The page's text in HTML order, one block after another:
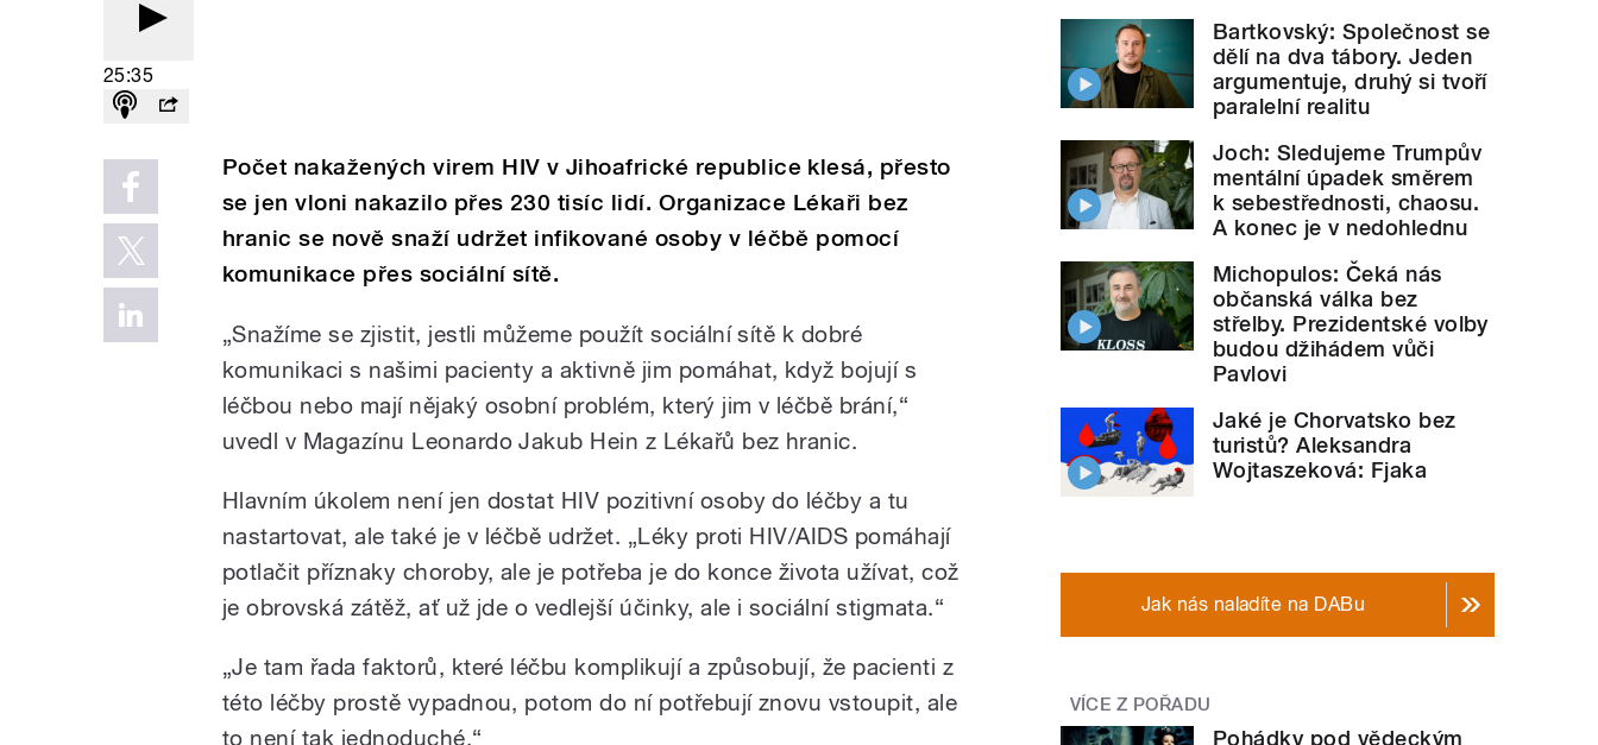
25:35
Počet nakažených virem HIV v Jihoafrické republice klesá, přesto
se jen vloni nakazilo přes 230 tisíc lidí. Organizace Lékaři bez
hranic se nově snaží udržet infikované osoby v léčbě pomocí
komunikace přes sociální sítě.
„Snažíme se zjistit, jestli můžeme použít sociální sítě k dobré
komunikaci s našimi pacienty a aktivně jim pomáhat, když bojují s
léčbou nebo mají nějaký osobní problém, který jim v léčbě brání,“
uvedl v Magazínu Leonardo Jakub Hein z Lékařů bez hranic.
Hlavním úkolem není jen dostat HIV pozitivní osoby do léčby a tu
nastartovat, ale také je v léčbě udržet. „Léky proti HIV/AIDS pomáhají
potlačit příznaky choroby, ale je potřeba je do konce života užívat, což
je obrovská zátěž, ať už jde o vedlejší účinky, ale i sociální stigmata.“
„Je tam řada faktorů, které léčbu komplikují a způsobují, že pacienti z
této léčby prostě vypadnou, potom do ní potřebují znovu vstoupit, ale
to není tak jednoduché.“
Bartkovský: Společnost se
dělí na dva tábory. Jeden
argumentuje, druhý si tvoří
paralelní realitu
Joch: Sledujeme Trumpův
mentální úpadek směrem
k sebestřednosti, chaosu.
A konec je v nedohlednu
Michopulos: Čeká nás
občanská válka bez
střelby. Prezidentské volby
budou džihádem vůči
Pavlovi
Jaké je Chorvatsko bez
turistů? Aleksandra
Wojtaszeková: Fjaka
Jak nás naladíte na DABu
VÍCE Z POŘADU
Pohádky pod vědeckým